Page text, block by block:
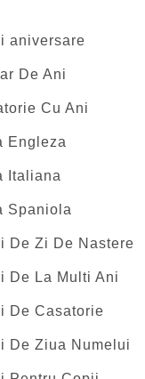
aniversare
De Ani
Cu Ani
Engleza
Italiana
Spaniola
De Zi De Nastere
De La Multi Ani
De Casatorie
De Ziua Numelui